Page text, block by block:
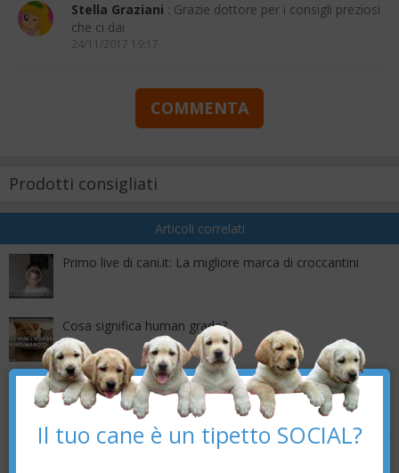
Stella Graziani : Grazie dottore per i consigli preziosi
che ci dai
24/11/2017 19:17
COMMENTA
Prodotti consigliati
Articoli correlati
Primo live di cani.it: La migliore marca di croccantini
Cosa significa human grade?
Mangime per cani con Omega-3: a cosa serve e quando
sceglierlo
Come il cibo del vostro cane influenza il suo umore
×
Il tuo cane è un tipetto SOCIAL?